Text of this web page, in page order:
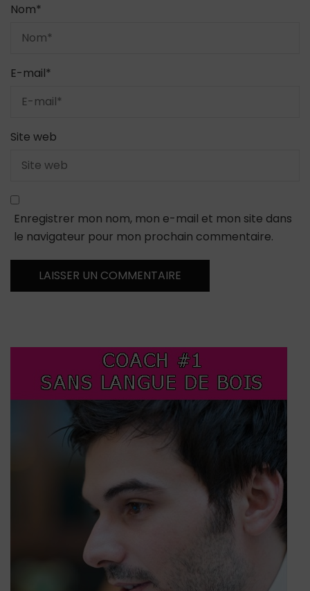
Nom*
E-mail*
Site web
Enregistrer mon nom, mon e-mail et mon site dans
le navigateur pour mon prochain commentaire.